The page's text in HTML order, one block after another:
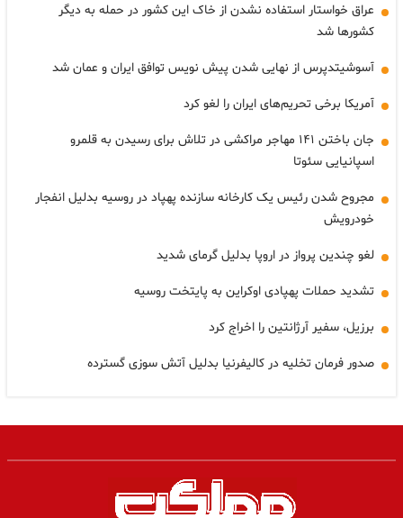
عراق خواستار استفاده نشدن از خاک این کشور در حمله به دیگر
کشورها شد
آسوشیتدپرس از نهایی شدن پیش نویس توافق ایران و عمان شد
آمریکا برخی تحریم‌های ایران را لغو کرد
جان باختن ۱۴۱ مهاجر مراکشی در تلاش برای رسیدن به قلمرو
اسپانیایی سئوتا
مجروح شدن رئیس یک کارخانه سازنده پهپاد در روسیه بدلیل انفجار
خودرویش
لغو چندین پرواز در اروپا بدلیل گرمای شدید
تشدید حملات پهپادی اوکراین به پایتخت روسیه
برزیل، سفیر آرژانتین را اخراج کرد
صدور فرمان تخلیه در کالیفرنیا بدلیل آتش سوزی گسترده